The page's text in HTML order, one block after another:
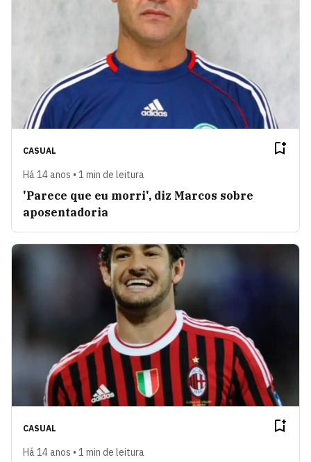
CASUAL
Há 14 anos • 1 min de leitura
'Parece que eu morri', diz Marcos sobre
aposentadoria
CASUAL
Há 14 anos • 1 min de leitura